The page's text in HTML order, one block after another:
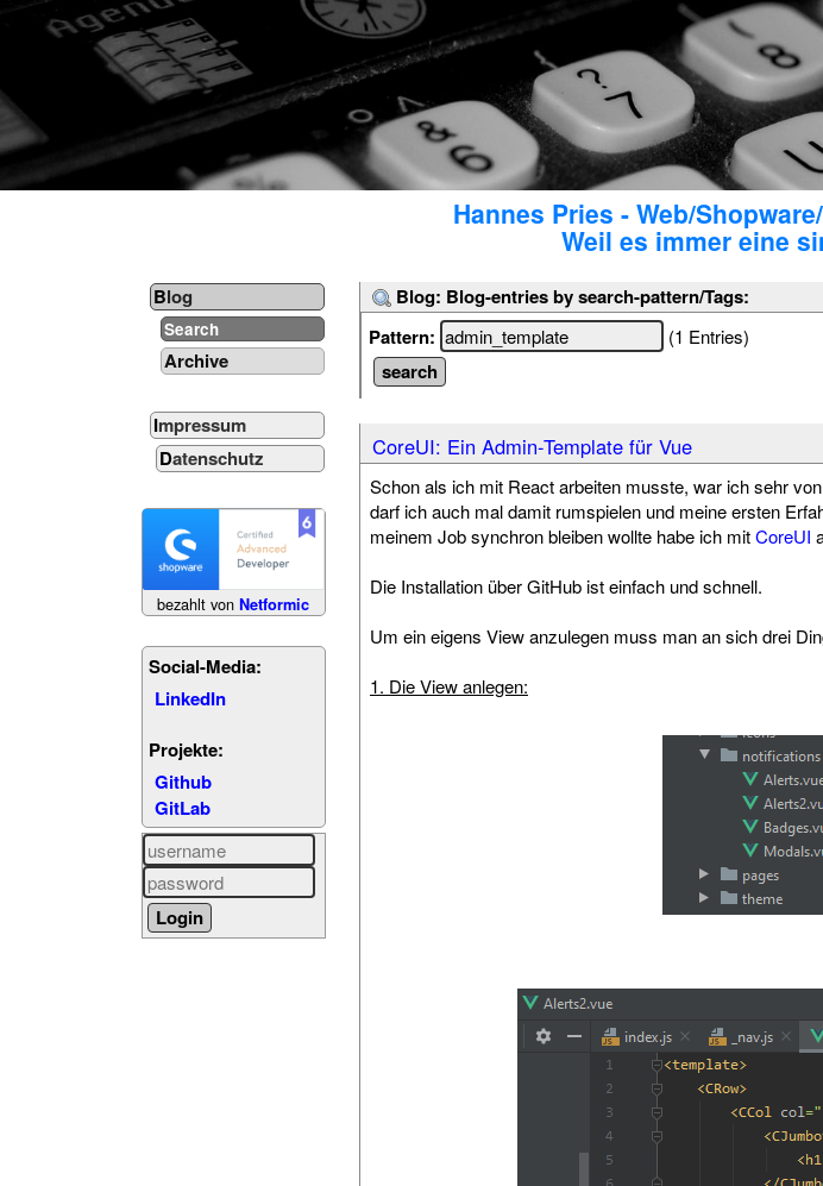
Hannes Pries - Web/
Weil es immer eine
Blog
Search
Archive
Impressum
Datenschutz
bezahlt vonNetformic
Social-Media:
LinkedIn
Projekte:
Github
GitLab
Blog: Blog-entries by search-pattern/Tags:
Pattern:
(1 Entries)
CoreUI: Ein Admin-Template für Vue
Schon als ich mit React arbeiten musste, war ich sehr
darf ich auch mal damit rumspielen und meine ersten
meinem Job synchron bleiben wollte habe ich mitCoreUI
Die Installation über GitHub ist einfach und schnell.
Um ein eigens View anzulegen muss man an sich drei
1. Die View anlegen: